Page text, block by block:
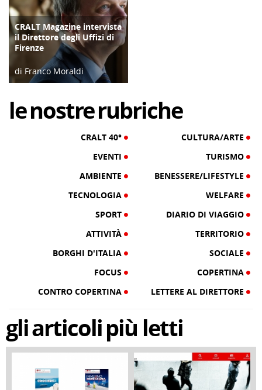
COPERTINA
CRALT Magazine intervista
il Direttore degli Uffizi di
Firenze
di Franco Moraldi
lenostrerubriche
CRALT 40°
CULTURA/ARTE
EVENTI
TURISMO
AMBIENTE
BENESSERE/LIFESTYLE
TECNOLOGIA
WELFARE
SPORT
DIARIO DI VIAGGIO
ATTIVITÀ
TERRITORIO
BORGHI D'ITALIA
SOCIALE
FOCUS
COPERTINA
CONTRO COPERTINA
LETTERE AL DIRETTORE
gliarticolipiù letti